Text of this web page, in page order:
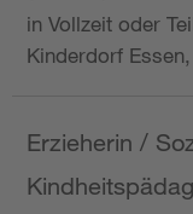
in Vollzeit oder
Kinderdorf
Erzieherin /